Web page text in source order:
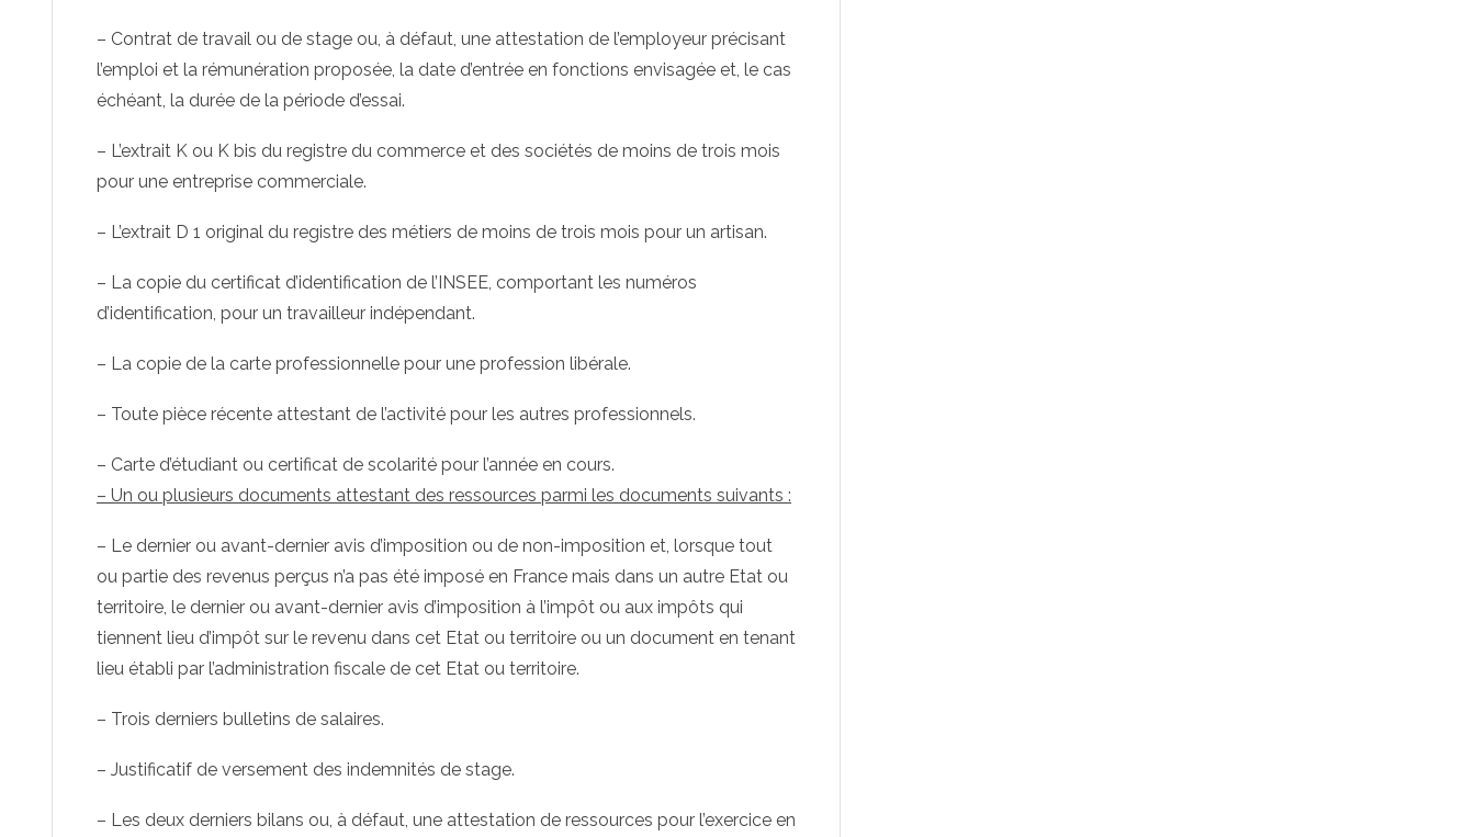
– Contrat de travail ou de stage ou, à défaut, une attestation de l’employeur précisant
l’emploi et la rémunération proposée, la date d’entrée en fonctions envisagée et, le cas
échéant, la durée de la période d’essai.
– L’extrait K ou K bis du registre du commerce et des sociétés de moins de trois mois
pour une entreprise commerciale.
– L’extrait D 1 original du registre des métiers de moins de trois mois pour un artisan.
– La copie du certificat d’identification de l’INSEE, comportant les numéros
d’identification, pour un travailleur indépendant.
– La copie de la carte professionnelle pour une profession libérale.
– Toute pièce récente attestant de l’activité pour les autres professionnels.
– Carte d’étudiant ou certificat de scolarité pour l’année en cours.
– Un ou plusieurs documents attestant des ressources parmi les documents suivants :
– Le dernier ou avant-dernier avis d’imposition ou de non-imposition et, lorsque tout
ou partie des revenus perçus n’a pas été imposé en France mais dans un autre Etat ou
territoire, le dernier ou avant-dernier avis d’imposition à l’impôt ou aux impôts qui
tiennent lieu d’impôt sur le revenu dans cet Etat ou territoire ou un document en tenant
lieu établi par l’administration fiscale de cet Etat ou territoire.
– Trois derniers bulletins de salaires.
– Justificatif de versement des indemnités de stage.
– Les deux derniers bilans ou, à défaut, une attestation de ressources pour l’exercice en